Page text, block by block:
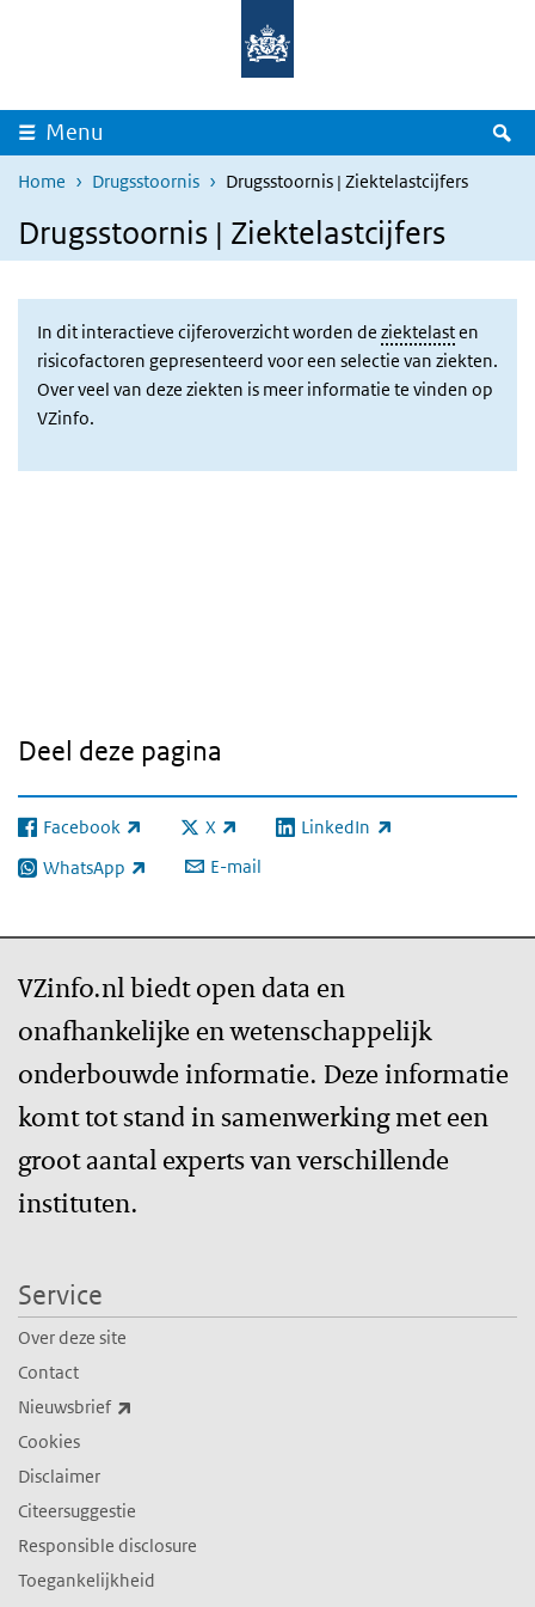
Overslaan en naar de inhoud gaan
Menu
Home Drugsstoornis Drugsstoornis | Ziektelastcijfers
Drugsstoornis | Ziektelastcijfers
In dit interactieve cijferoverzicht worden de ziektelasten
risicofactoren gepresenteerd voor een selectie van ziekten.
Over veel van deze ziekten is meer informatie te vinden op
VZinfo.
Deel deze pagina
Facebook
(externe link) X
(externe link) LinkedIn
(externe link)
WhatsApp
(externe link) E-mail
VZinfo.nl biedt open data en
onafhankelijke en wetenschappelijk
onderbouwde informatie. Deze informatie
komt tot stand in samenwerking met een
groot aantal experts van verschillende
instituten.
Service
Over deze site
Contact
Nieuwsbrief
Cookies
Disclaimer
Citeersuggestie
Responsible disclosure
Toegankelijkheid